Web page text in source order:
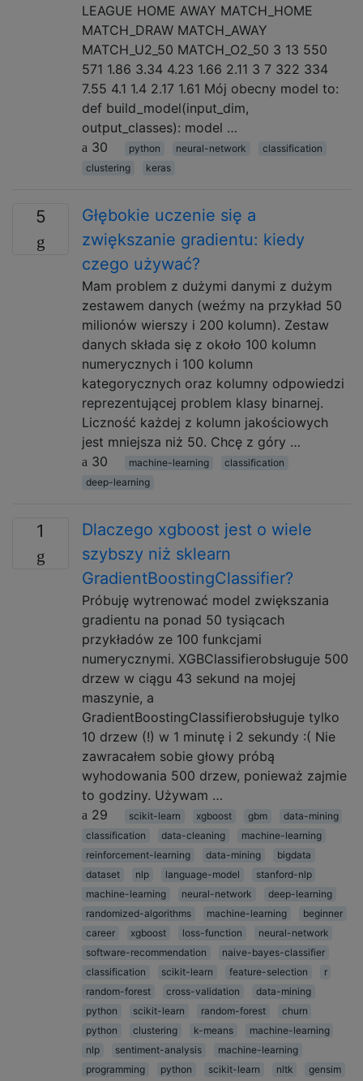
LEAGUE HOME AWAY MATCH_HOME
MATCH_DRAW MATCH_AWAY
MATCH_U2_50 MATCH_O2_50 3 13 550
571 1.86 3.34 4.23 1.66 2.11 3 7 322 334
7.55 4.1 1.4 2.17 1.61 Mój obecny model to:
def build_model(input_dim,
output_classes): model …
30
python neural-network
classification
clustering
keras
5
Głębokie uczenie się a
zwiększanie gradientu: kiedy
czego używać?
Mam problem z dużymi danymi z dużym
zestawem danych (weźmy na przykład 50
milionów wierszy i 200 kolumn). Zestaw
danych składa się z około 100 kolumn
numerycznych i 100 kolumn
kategorycznych oraz kolumny odpowiedzi
reprezentującej problem klasy binarnej.
Liczność każdej z kolumn jakościowych
jest mniejsza niż 50. Chcę z góry …
30
machine-learning
classification
deep-learning
1
Dlaczego xgboost jest o wiele
szybszy niż sklearn
GradientBoostingClassifier?
Próbuję wytrenować model zwiększania
gradientu na ponad 50 tysiącach
przykładów ze 100 funkcjami
numerycznymi. XGBClassifierobsługuje 500
drzew w ciągu 43 sekund na mojej
maszynie, a
GradientBoostingClassifierobsługuje tylko
10 drzew (!) w 1 minutę i 2 sekundy :( Nie
zawracałem sobie głowy próbą
wyhodowania 500 drzew, ponieważ zajmie
to godziny. Używam …
29
scikit-learn xgboost gbm
data-mining
classification
data-cleaning
machine-learning
reinforcement-learning
data-mining
bigdata
dataset
nlp language-model
stanford-nlp
machine-learning
neural-network
deep-learning
randomized-algorithms
machine-learning
beginner
career
xgboost loss-function
neural-network
software-recommendation
naive-bayes-classifier
classification
scikit-learn feature-selection
r
random-forest
cross-validation
data-mining
python
scikit-learn random-forest
churn
python
clustering k-means
machine-learning
nlp
sentiment-analysis
machine-learning
programming
python scikit-learn nltk
gensim